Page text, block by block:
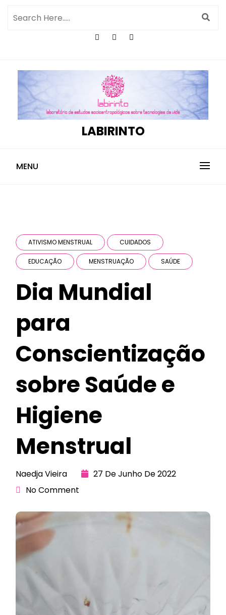
LABIRINTO
MENU
ATIVISMO MENSTRUAL CUIDADOS
EDUCAÇÃO MENSTRUAÇÃO SAÚDE
Dia Mundial
para
Conscientização
sobre Saúde e
Higiene
Menstrual
Naedja Vieira
27 De Junho De 2022
No Comment